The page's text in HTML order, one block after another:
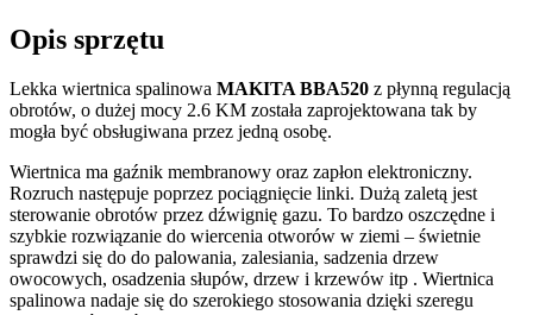
Opis sprzętu
Lekka wiertnica spalinowa MAKITA BBA520 z płynną regulacją
obrotów, o dużej mocy 2.6 KM została zaprojektowana tak by
mogła być obsługiwana przez jedną osobę.
Wiertnica ma gaźnik membranowy oraz zapłon elektroniczny.
Rozruch następuje poprzez pociągnięcie linki. Dużą zaletą jest
sterowanie obrotów przez dźwignię gazu. To bardzo oszczędne i
szybkie rozwiązanie do wiercenia otworów w ziemi – świetnie
sprawdzi się do do palowania, zalesiania, sadzenia drzew
owocowych, osadzenia słupów, drzew i krzewów itp . Wiertnica
spalinowa nadaje się do szerokiego stosowania dzięki szeregu